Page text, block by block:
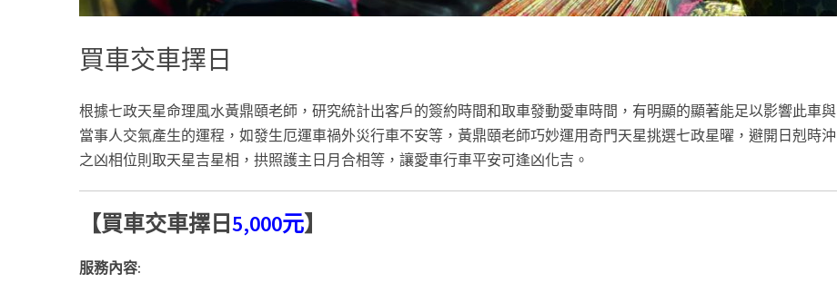
買車交車擇日
根據七政天星命理風水黃鼎頤老師，研究統計出客戶的簽約時間和取車發動愛車時間，有明顯的顯著能足以影響此車與
當事人交氣產生的運程，如發生厄運車禍外災行車不安等，黃鼎頤老師巧妙運用奇門天星挑選七政星曜，避開日剋時沖
之凶相位則取天星吉星相，拱照護主日月合相等，讓愛車行車平安可逢凶化吉。
【買車交車擇日5,000元】
服務內容: